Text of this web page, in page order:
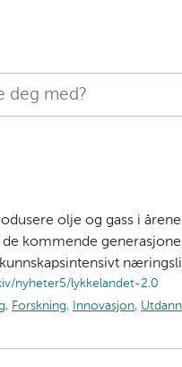
olje og gass i
kommende
nyheter5/lykkelandet-2.0
, Forskning, Innovasjon,